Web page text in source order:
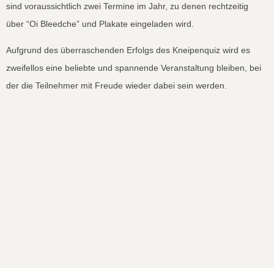
sind voraus­sichtlich zwei Ter­mine im Jahr, zu denen rechtzeit­ig
über “Oi Bleed­che” und Plakate ein­ge­laden wird.
Auf­grund des über­raschen­den Erfol­gs des Kneipen­quiz wird es
zweifel­los eine beliebte und span­nende Ver­anstal­tung bleiben, bei
der die Teil­nehmer mit Freude wieder dabei sein wer­den.